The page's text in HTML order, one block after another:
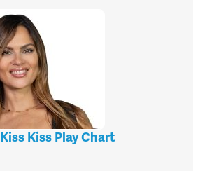
Kiss Kiss Play Chart